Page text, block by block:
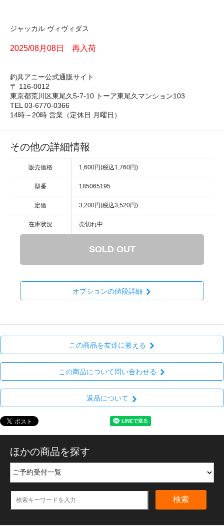
ジャッカル ヴィヴィダス
2025/08月08日 再入荷
釣具アニー公式通販サイト
〒 116-0012
東京都荒川区東尾久5-7-10 トーア東尾久マンション103
TEL 03-6770-0366
14時～20時 営業（定休日 月曜日）
その他の詳細情報
販売価格 1,600円(税込1,760円)
型番 185065195
定価 3,200円(税込3,520円)
在庫状況 売切れ中
SOLD OUT
オプションの値段詳細
この商品を友達に教える
この商品について問い合わせる
返品について
ほかの商品を探す
検索